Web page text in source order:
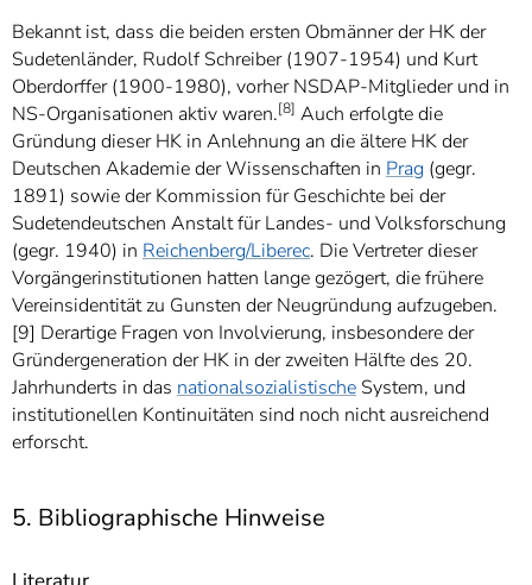
Bekannt ist, dass die beiden ersten Obmänner der HK der
Sudetenländer, Rudolf Schreiber (1907-1954) und Kurt
Oberdorffer (1900-1980), vorher NSDAP-Mitglieder und in
NS-Organisationen aktiv waren.[8] Auch erfolgte die
Gründung dieser HK in Anlehnung an die ältere HK der
Deutschen Akademie der Wissenschaften in Prag (gegr.
1891) sowie der Kommission für Geschichte bei der
Sudetendeutschen Anstalt für Landes- und Volksforschung
(gegr. 1940) in Reichenberg/Liberec. Die Vertreter dieser
Vorgängerinstitutionen hatten lange gezögert, die frühere
Vereinsidentität zu Gunsten der Neugründung aufzugeben.
[9] Derartige Fragen von Involvierung, insbesondere der
Gründergeneration der HK in der zweiten Hälfte des 20.
Jahrhunderts in das nationalsozialistische System, und
institutionellen Kontinuitäten sind noch nicht ausreichend
erforscht.
5. Bibliographische Hinweise